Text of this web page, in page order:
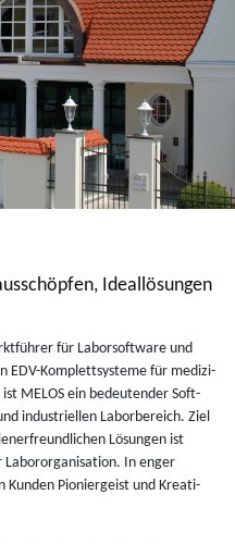
Ideallösungen
für Labor­soft­ware und
EDV-Kom­plett­sys­teme für medi­zi­
MELOS ein bedeu­ten­der Soft­
indus­triel­len Labor­be­reich. Ziel
Lösun­gen ist
In enger
Kun­den Pio­nier­geist und Krea­ti­